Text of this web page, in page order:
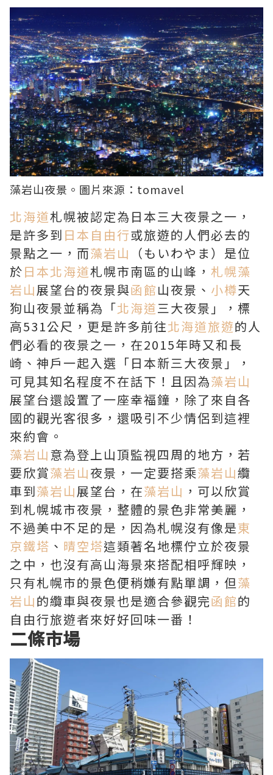
藻岩山夜景。圖片來源： tomavel
北海道札幌被認定為日本三大夜景之一，
是許多到 日本自由行或旅遊的人們必去的
景點之一，而藻岩山
（もいわやま）是位
於日本北海道札幌市南區的山峰， 札幌藻
岩山展望台的夜景與函館山夜景、 小樽天
狗山夜景並稱為「北海道三大夜景」，標
高531公尺，更是許多前往北海道旅遊的人
們必看的夜景之一，在2015年時又和長
崎、神戶一起入選「日本新三大夜景」，
可見其知名程度不在話下！且因為藻岩山
展望台還設置了一座幸福鐘，除了來自各
國的觀光客很多，還吸引不少情侶到這裡
來約會。
藻岩山意為登上山頂監視四周的地方，若
要欣賞藻岩山夜景，一定要搭乘藻岩山纜
車到藻岩山展望台，在藻岩山 ，可以欣賞
到札幌城市夜景，整體的景色非常美麗，
不過美中不足的是，因為札幌沒有像是東
京鐵塔 、 晴空塔這類著名地標佇立於夜景
之中，也沒有高山海景來搭配相呼輝映，
只有札幌市的景色便稍嫌有點單調，但藻
岩山的纜車與夜景也是適合參觀完函館的
自由行旅遊者來好好回味一番！
二條市場